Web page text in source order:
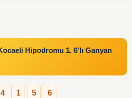
Hipodromu 1. 6'lı Ganyan
4 1 5 6